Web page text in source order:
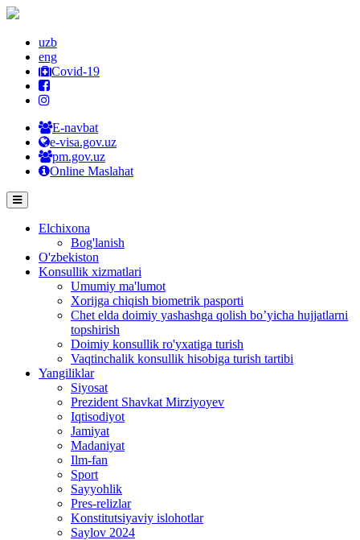
uzb
eng
Covid-19
E-navbat
e-visa.gov.uz
pm.gov.uz
Online Maslahat
Elchixona
Bog'lanish
O'zbekiston
Konsullik xizmatlari
Umumiy ma'lumot
Xorijga chiqish biometrik pasporti
Chet elda doimiy yashashga qolish bo’yicha hujjatlarni
topshirish
Doimiy konsullik ro'yxatiga turish
Vaqtinchalik konsullik hisobiga turish tartibi
Yangiliklar
Siyosat
Prezident Shavkat Mirziyoyev
Iqtisodiyot
Jamiyat
Madaniyat
Ilm-fan
Sport
Sayyohlik
Pres-relizlar
Konstitutsiyaviy islohotlar
Saylov 2024